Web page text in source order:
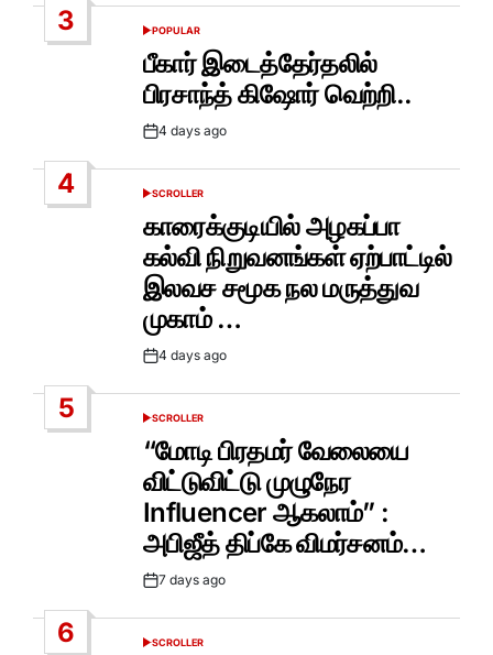
3
POSTED
POPULAR
பீகார் இடைத்தேர்தலில்
பிரசாந்த் கிஷோர் வெற்றி..
Post4 days ago
4
POSTED
SCROLLER
காரைக்குடியில் அழகப்பா
கல்வி நிறுவனங்கள் ஏற்பாட்டில்
இலவச சமூக நல மருத்துவ
முகாம் …
Post4 days ago
5
POSTED
SCROLLER
“மோடி பிரதமர் வேலையை
விட்டுவிட்டு முழுநேர
Influencer ஆகலாம்” :
அபிஜீத் திப்கே விமர்சனம்…
Post7 days ago
6
POSTED
SCROLLER